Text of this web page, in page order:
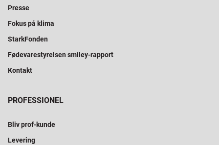
Presse
Fokus på klima
StarkFonden
Fødevarestyrelsen smiley-rapport
Kontakt
PROFESSIONEL
Bliv prof-kunde
Levering